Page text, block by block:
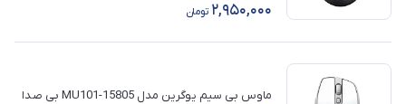
2,950,000 تومان
ماوس بی سیم یوگرین مدل MU101-15805 بی صدا